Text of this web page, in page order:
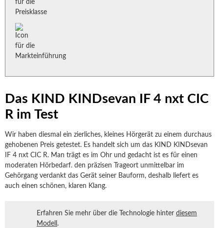
Das KIND KINDsevan IF 4 nxt CIC
R im Test
Wir haben diesmal ein zierliches, kleines Hörgerät zu einem durchaus
gehobenen Preis getestet. Es handelt sich um das KIND KINDsevan
IF 4 nxt CIC R. Man trägt es im Ohr und gedacht ist es für einen
moderaten Hörbedarf. den präzisen Trageort unmittelbar im
Gehörgang verdankt das Gerät seiner Bauform, deshalb liefert es
auch einen schönen, klaren Klang.
Erfahren Sie mehr über die Technologie hinter diesem
Modell .